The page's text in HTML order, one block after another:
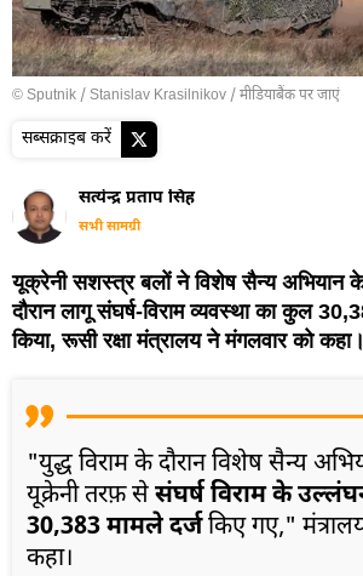
© Sputnik / Stanislav Krasilnikov /मीडियाबैंक पर जाएं
सब्सक्राइब करें
सत्येन्द्र प्रताप सिंह
सभी सामग्री
यूक्रेनी सशस्त्र बलों ने विशेष सैन्य अभियान
दौरान लागू संघर्ष-विराम व्यवस्था का कुल
किया, रूसी रक्षा मंत्रालय ने मंगलवार को कहा।
"युद्ध विराम के दौरान विशेष सैन्य
यूक्रेनी तरफ़ सेसंघर्ष विराम के
30,383 मामले दर्जकिए गए,"
कहा।